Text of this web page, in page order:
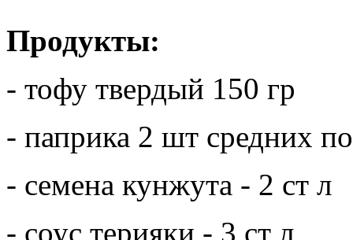
Продукты:
- тофу твердый 150 гр
- паприка 2 шт средних
- семена кунжута - 2 ст л
- соус терияки - 3 ст л